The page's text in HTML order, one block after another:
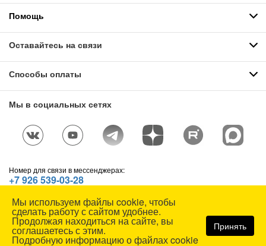
Помощь
Оставайтесь на связи
Способы оплаты
Мы в социальных сетях
Номер для связи в мессенджерах:
+7 926 539-03-28
© СОЮЗСПЕЦОДЕЖДА, 1991—2026. Все права защищены.
Использование материалов сайта без разрешения запрещено.
Карта сайта
Мы используем файлы cookie, чтобы
сделать работу с сайтом удобнее.
Продолжая находиться на сайте, вы
соглашаетесь с этим.
Подробную информацию о файлах cookie
Принять